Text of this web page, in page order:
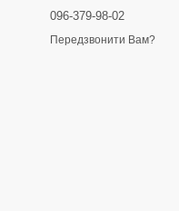
та приміщень без
використовувати
що робить їх більш
горіння та захист від
довгих років.
096-379-98-02
Передзвонити Вам?